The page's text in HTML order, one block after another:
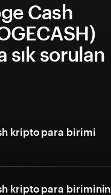
Cash
sık sorulan
kripto para birimi
kripto para biriminin